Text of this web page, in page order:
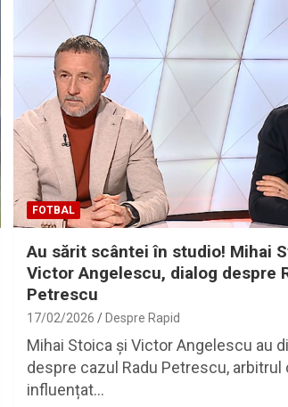
FOTBAL
Au sărit scântei în studio! Mihai
Victor Angelescu, dialog despre
Petrescu
17/02/2026 Despre Rapid
Mihai Stoica și Victor Angelescu au
despre cazul Radu Petrescu, arbitrul
influențat…